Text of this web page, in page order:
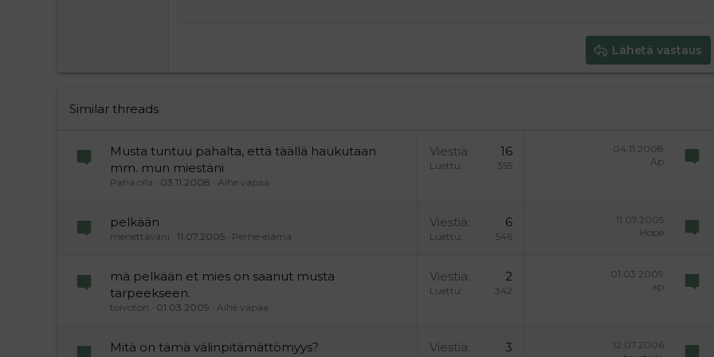
26
Lähetä vastaus
Similar threads
Musta tuntuu pahalta, että täällä haukutaan
mm. mun miestäni
Paha olla 03.11.2008 Aihe vapaa
Viestiä 16
Luettu 355
04.11.2008
Ap
pelkään
menettäväni 11.07.2005 Perhe-elämä
Viestiä 6
Luettu 546
11.07.2005
Hope
mä pelkään et mies on saanut musta
tarpeekseen.
toivoton 01.03.2009 Aihe vapaa
Viestiä 2
Luettu 342
01.03.2009
ap
Mitä on tämä välinpitämättömyys? Viestiä 3
12.07.2006